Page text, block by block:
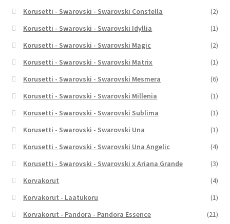
Korusetti - Swarovski - Swarovski Constella
(2)
Korusetti - Swarovski - Swarovski Idyllia
(1)
Korusetti - Swarovski - Swarovski Magic
(2)
Korusetti - Swarovski - Swarovski Matrix
(1)
Korusetti - Swarovski - Swarovski Mesmera
(6)
Korusetti - Swarovski - Swarovski Millenia
(1)
Korusetti - Swarovski - Swarovski Sublima
(1)
Korusetti - Swarovski - Swarovski Una
(1)
Korusetti - Swarovski - Swarovski Una Angelic
(4)
Korusetti - Swarovski - Swarovski x Ariana Grande
(3)
Korvakorut
(4)
Korvakorut - Laatukoru
(1)
Korvakorut - Pandora - Pandora Essence
(21)